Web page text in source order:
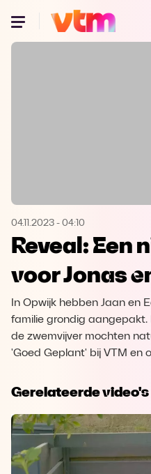
Oeps,
Microsoft Edge
Opera
04.11.2023 - 04:10
Reveal: Een
voor Jonas
In Opwijk hebben Jaan en
familie grondig aangepakt.
de zwemvijver mochten
'Goed Geplant' bij VTM en
Gerelateerde video's